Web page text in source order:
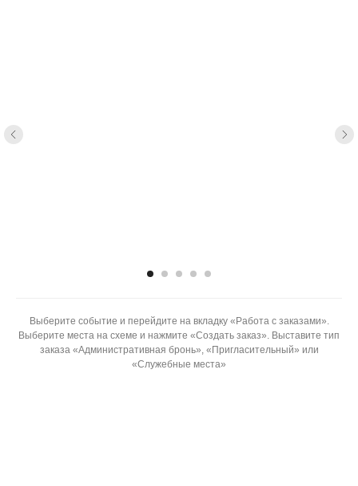
Выберите событие и перейдите на вкладку «Работа с заказами».
Выберите места на схеме и нажмите «Создать заказ». Выставите тип
заказа «Административная бронь», «Пригласительный» или
«Служебные места»